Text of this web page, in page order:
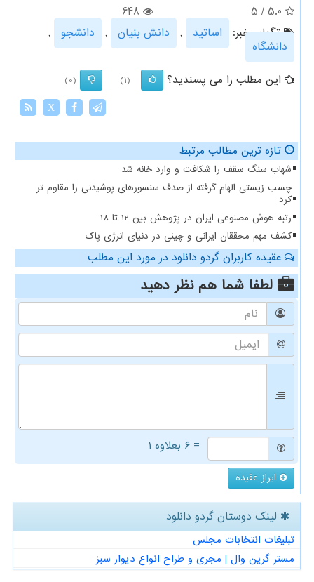
5.0
/
5
648
تگهای خبر:
اساتید , دانش بنیان , دانشجو
,
دانشگاه
این مطلب را می پسندید؟
(1)
(0)
X
تازه ترین مطالب مرتبط
شهاب سنگ سقف را شکافت و وارد خانه شد
چسب زیستی الهام گرفته از صدف سنسورهای پوشیدنی را مقاوم تر
کرد
رتبه هوش مصنوعی ایران در پژوهش بین 12 تا 18
کشف مهم محققان ایرانی و چینی در دنیای انرژی پاک
عقیده کاربران گردو دانلود در مورد این مطلب
لطفا شما همنظر دهید
= ۶ بعلاوه ۱
ابراز عقیده
لینک دوستان گردو دانلود
تبلیغات انتخابات مجلس
مستر گرین وال | مجری و طراح انواع دیوار سبز